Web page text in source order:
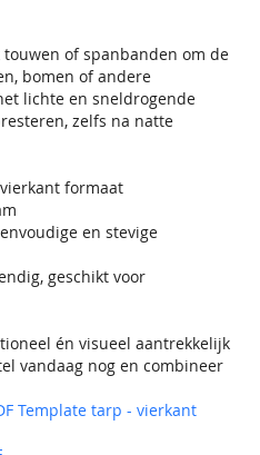
of spanbanden om de
bomen of andere
lichte en sneldrogende
zelfs na natte
formaat
en stevige
geschikt voor
én visueel aantrekkelijk
vandaag nog en combineer
Template tarp - vierkant